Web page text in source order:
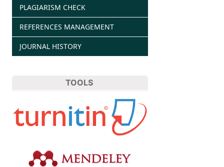
PLAGIARISM CHECK
REFERENCES MANAGEMENT
JOURNAL HISTORY
TOOLS